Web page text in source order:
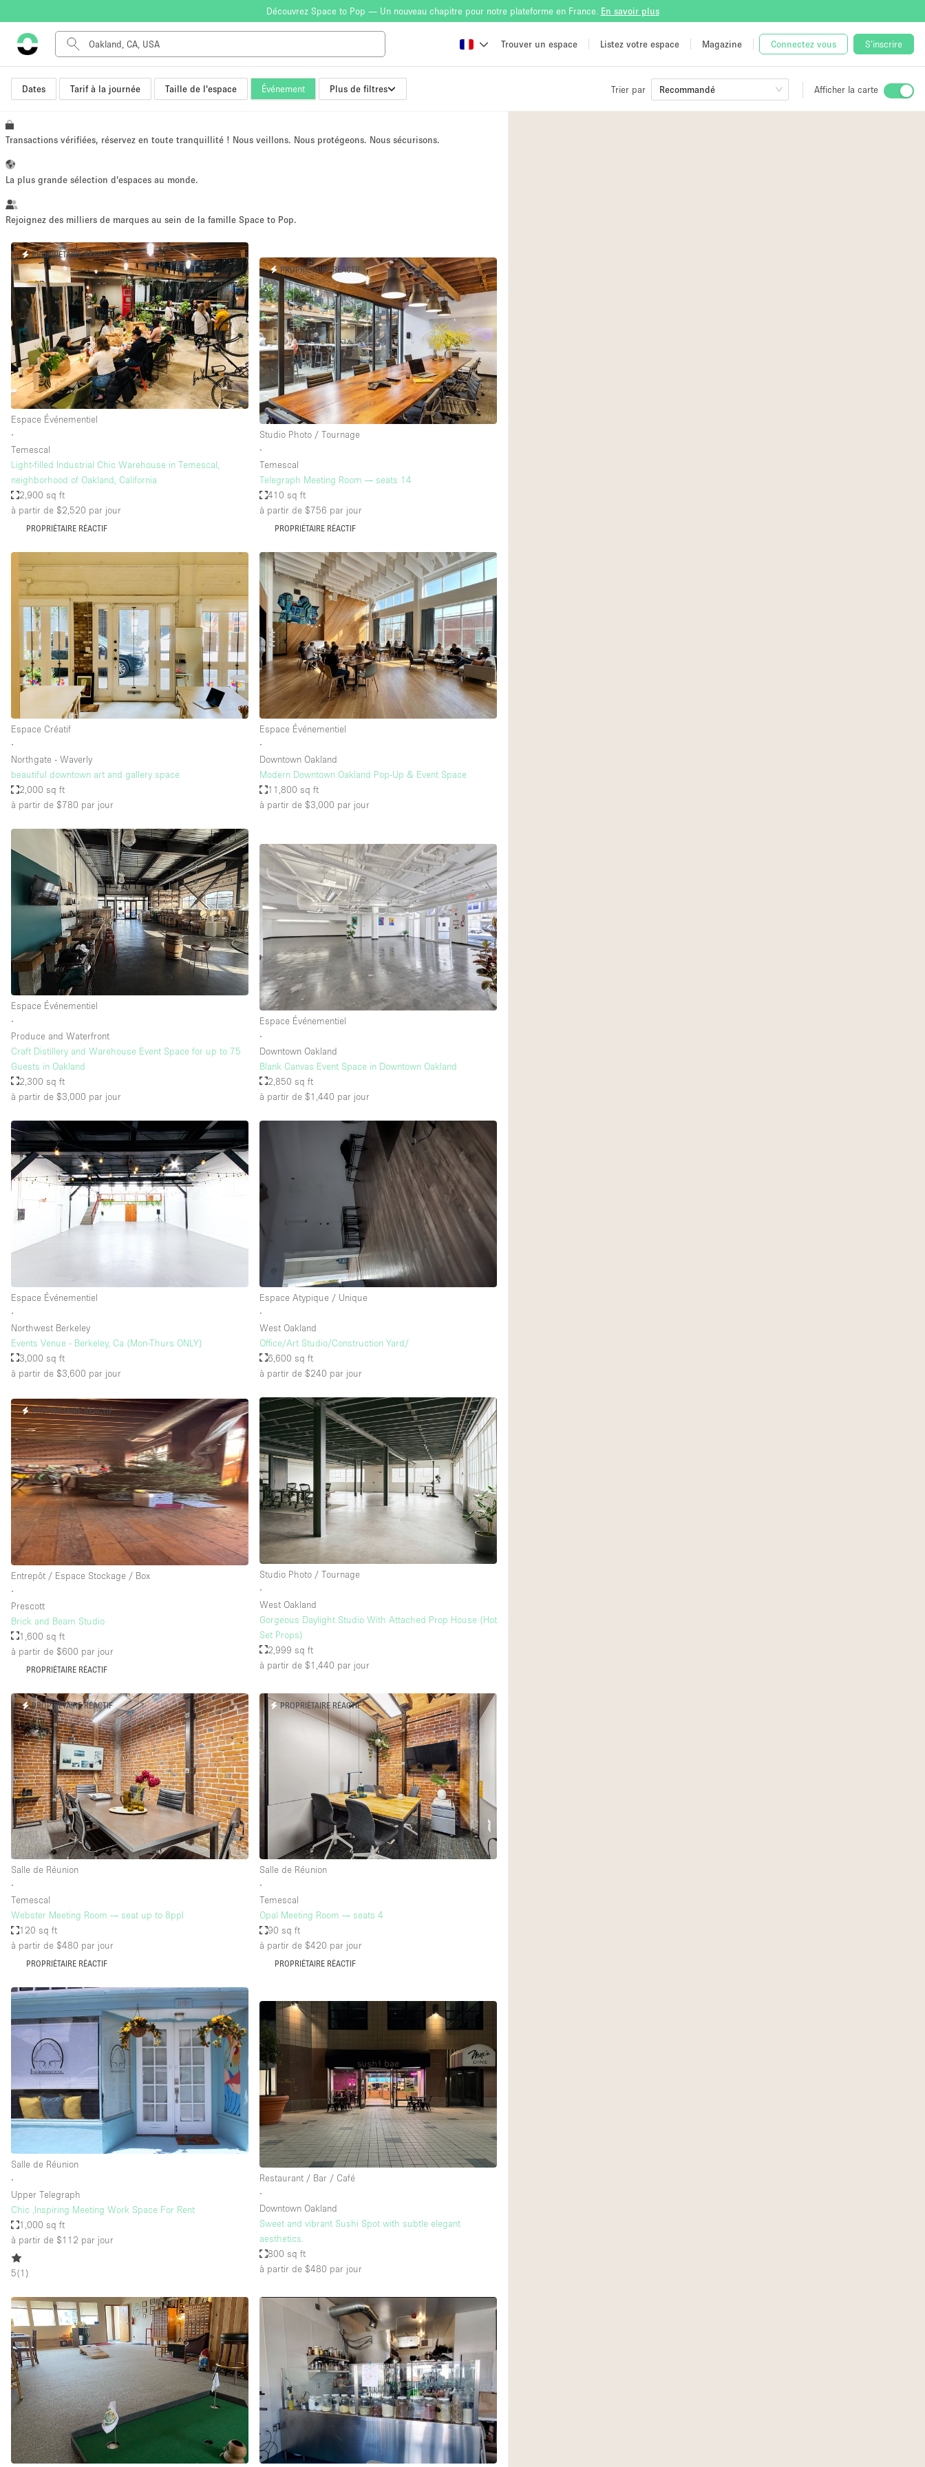
Découvrez Space to Pop — Un nouveau chapitre pour notre plateforme en France. En savoir plus
Trouver un espace Listez votre espace Magazine Connectez vous S'inscrire
Dates Tarif à la journée Taille de l'espace Événement Plus de filtres Trier par Recommandé Afficher la carte
Type de l'espace Appartement / Loft
Boutique / Magasin
Espace Événementiel
Kiosque / Stand / Corner
Maison / Villa / Hôtel Particulier
Rooftop
Salle de Conférence
Salon / Festival
Studio Photo / Tournage
de l'espace
Accès aux handicapés
Animals Friendly
Concierge
Espace Avec Vue
Espace Epuré / Minimaliste
Internet
Licence Alcool
Mobilier
Plusieurs Pièces
Sur Rue
Système de sécurité
Toilettes
Éclairage
Équipement de bureau
Étage/accès Sous-sol
Transactions vérifiées, réservez en toute tranquillité ! Nous veillons. Nous protégeons. Nous sécurisons.
La plus grande sélection d'espaces au monde.
Rejoignez des milliers de marques au sein de la famille Space to Pop.
PROPRIÉTAIRE RÉACTIF
Espace Événementiel
∙
Temescal
Light-filled Industrial Chic Warehouse in Temescal,
neighborhood of Oakland, California
2,900 sq ft
à partir de $2,520 par jour
PROPRIÉTAIRE RÉACTIF
PROPRIÉTAIRE RÉACTIF
Studio Photo / Tournage
∙
Temescal
Telegraph Meeting Room — seats 14
410 sq ft
à partir de $756 par jour
PROPRIÉTAIRE RÉACTIF
Espace Créatif
∙
Northgate - Waverly
beautiful downtown art and gallery space
2,000 sq ft
à partir de $780 par jour
Espace Événementiel
∙
Downtown Oakland
Modern Downtown Oakland Pop-Up & Event Space
11,800 sq ft
à partir de $3,000 par jour
Espace Événementiel
∙
Produce and Waterfront
Craft Distillery and Warehouse Event Space for up to 75
Guests in Oakland
2,300 sq ft
à partir de $3,000 par jour
Espace Événementiel
∙
Downtown Oakland
Blank Canvas Event Space in Downtown Oakland
2,850 sq ft
à partir de $1,440 par jour
Espace Événementiel
∙
Northwest Berkeley
Events Venue - Berkeley, Ca (Mon-Thurs ONLY)
3,000 sq ft
à partir de $3,600 par jour
Espace Atypique / Unique
∙
West Oakland
Office/Art Studio/Construction Yard/
6,600 sq ft
à partir de $240 par jour
PROPRIÉTAIRE RÉACTIF
Entrepôt / Espace Stockage / Box
∙
Prescott
Brick and Beam Studio
1,600 sq ft
à partir de $600 par jour
PROPRIÉTAIRE RÉACTIF
Studio Photo / Tournage
∙
West Oakland
Gorgeous Daylight Studio With Attached Prop House (Hot
Set Props)
2,999 sq ft
à partir de $1,440 par jour
PROPRIÉTAIRE RÉACTIF
Salle de Réunion
∙
Temescal
Webster Meeting Room — seat up to 8ppl
120 sq ft
à partir de $480 par jour
PROPRIÉTAIRE RÉACTIF
PROPRIÉTAIRE RÉACTIF
Salle de Réunion
∙
Temescal
Opal Meeting Room — seats 4
90 sq ft
à partir de $420 par jour
PROPRIÉTAIRE RÉACTIF
Salle de Réunion
∙
Upper Telegraph
Chic ,Inspiring Meeting Work Space For Rent
1,000 sq ft
à partir de $112 par jour
5(1 )
Restaurant / Bar / Café
∙
Downtown Oakland
Sweet and vibrant Sushi Spot with subtle elegant
aesthetics.
800 sq ft
à partir de $480 par jour